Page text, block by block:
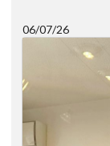
06/07/26